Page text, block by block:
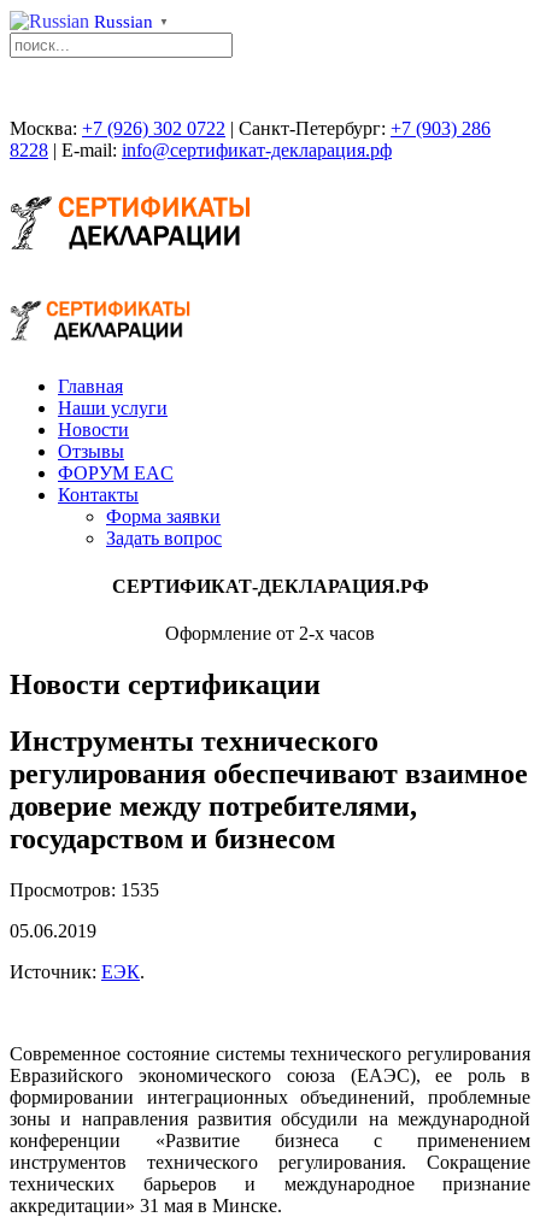
Russian ▼
Москва: +7 (926) 302 0722 | Санкт-Петербург: +7 (903) 286
8228 | E-mail: info@сертификат-декларация.рф
Главная
Наши услуги
Новости
Отзывы
ФОРУМ EAC
Контакты
Форма заявки
Задать вопрос
СЕРТИФИКАТ-ДЕКЛАРАЦИЯ.РФ
Оформление от 2-х часов
Новости сертификации
Инструменты технического
регулирования обеспечивают взаимное
доверие между потребителями,
государством и бизнесом
Просмотров: 1535
05.06.2019
Источник: ЕЭК.
Современное состояние системы технического регулирования
Евразийского экономического союза (ЕАЭС), ее роль в
формировании интеграционных объединений, проблемные
зоны и направления развития обсудили на международной
конференции «Развитие бизнеса с применением
инструментов технического регулирования. Сокращение
технических барьеров и международное признание
аккредитации» 31 мая в Минске.